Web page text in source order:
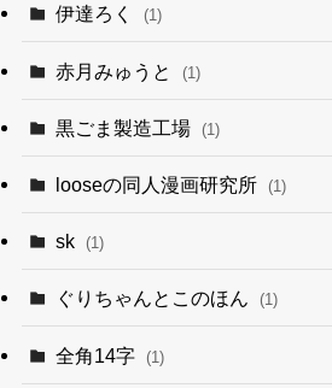
伊達ろく (1)
赤月みゅうと (1)
黒ごま製造工場 (1)
looseの同人漫画研究所 (1)
sk (1)
ぐりちゃんとこのほん (1)
全角14字 (1)